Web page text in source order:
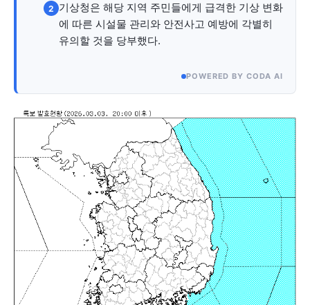
서비스 & 앱
수완뉴스 추천 서비스
스토어 수완 키즈
멤버십 소개 이니셔티브
커리어
기자단 참여
저널리즘 바이브
출판서비스
보도자료 작성 서비스
스위프트 하이브
라라프레스
오픈미트
서비스 & 앱
수완뉴스 추천 서비스
스토어 수완 키즈
멤버십 소개 이니셔티브
커리어
기자단 참여
저널리즘 바이브
출판서비스
보도자료 작성 서비스
스위프트 하이브
라라프레스
오픈미트
2 기상청은 해당 지역 주민들에게 급격한 기상 변화
에 따른 시설물 관리와 안전사고 예방에 각별히
유의할 것을 당부했다.
POWERED BY CODA AI